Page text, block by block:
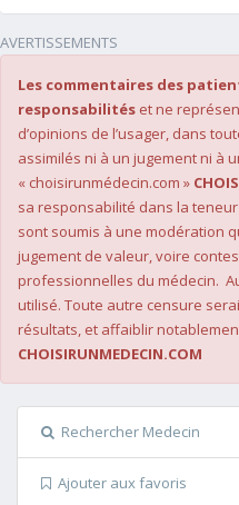
AVERTISSEMENTS
Les commentaires des
responsabilités et ne
d’opinions de l’usager, dans
assimilés ni à un jugement ni à
« choisirunmédecin.com »
sa responsabilité dans la
sont soumis à une modération
jugement de valeur, voire
professionnelles du médecin.
utilisé. Toute autre censure
résultats, et affaiblir
CHOISIRUNMEDECIN.COM
Rechercher Medecin
Ajouter aux favoris